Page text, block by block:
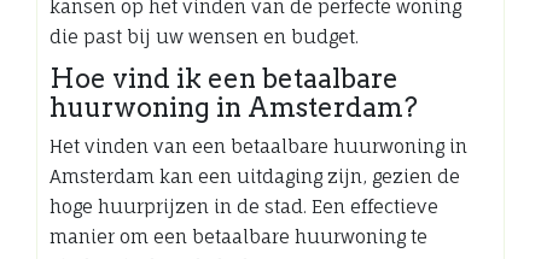
kansen op het vinden van de perfecte woning
die past bij uw wensen en budget.
Hoe vind ik een betaalbare
huurwoning in Amsterdam?
Het vinden van een betaalbare huurwoning in
Amsterdam kan een uitdaging zijn, gezien de
hoge huurprijzen in de stad. Een effectieve
manier om een betaalbare huurwoning te